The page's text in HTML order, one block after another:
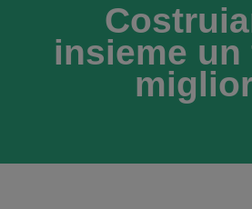
insieme